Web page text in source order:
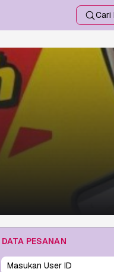
Cari
DATA PESANAN